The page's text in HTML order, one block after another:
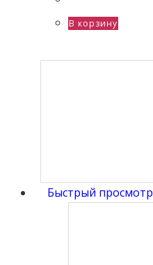
В корзину
Быстрый просмотр